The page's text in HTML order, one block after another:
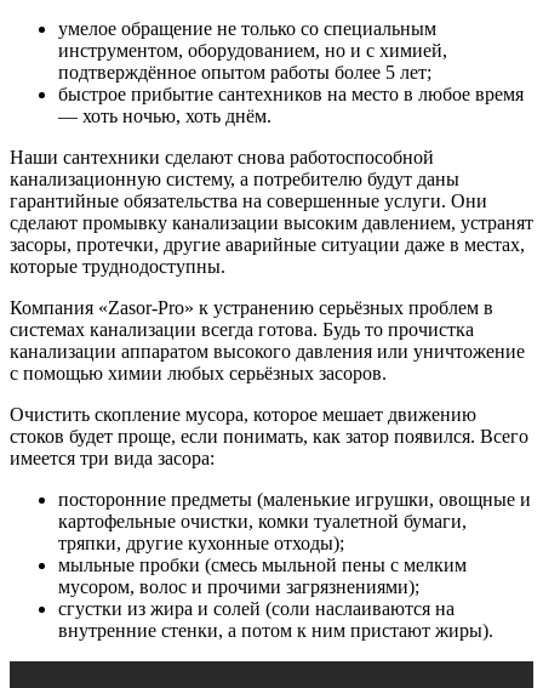
умелое обращение не только со специальным
инструментом, оборудованием, но и с химией,
подтверждённое опытом работы более 5 лет;
быстрое прибытие сантехников на место в любое время
— хоть ночью, хоть днём.
Наши сантехники сделают снова работоспособной
канализационную систему, а потребителю будут даны
гарантийные обязательства на совершенные услуги. Они
сделают промывку канализации высоким давлением, устранят
засоры, протечки, другие аварийные ситуации даже в местах,
которые труднодоступны.
Компания «Zasor-Pro» к устранению серьёзных проблем в
системах канализации всегда готова. Будь то прочистка
канализации аппаратом высокого давления или уничтожение
с помощью химии любых серьёзных засоров.
Очистить скопление мусора, которое мешает движению
стоков будет проще, если понимать, как затор появился. Всего
имеется три вида засора:
посторонние предметы (маленькие игрушки, овощные и
картофельные очистки, комки туалетной бумаги,
тряпки, другие кухонные отходы);
мыльные пробки (смесь мыльной пены с мелким
мусором, волос и прочими загрязнениями);
сгустки из жира и солей (соли наслаиваются на
внутренние стенки, а потом к ним пристают жиры).